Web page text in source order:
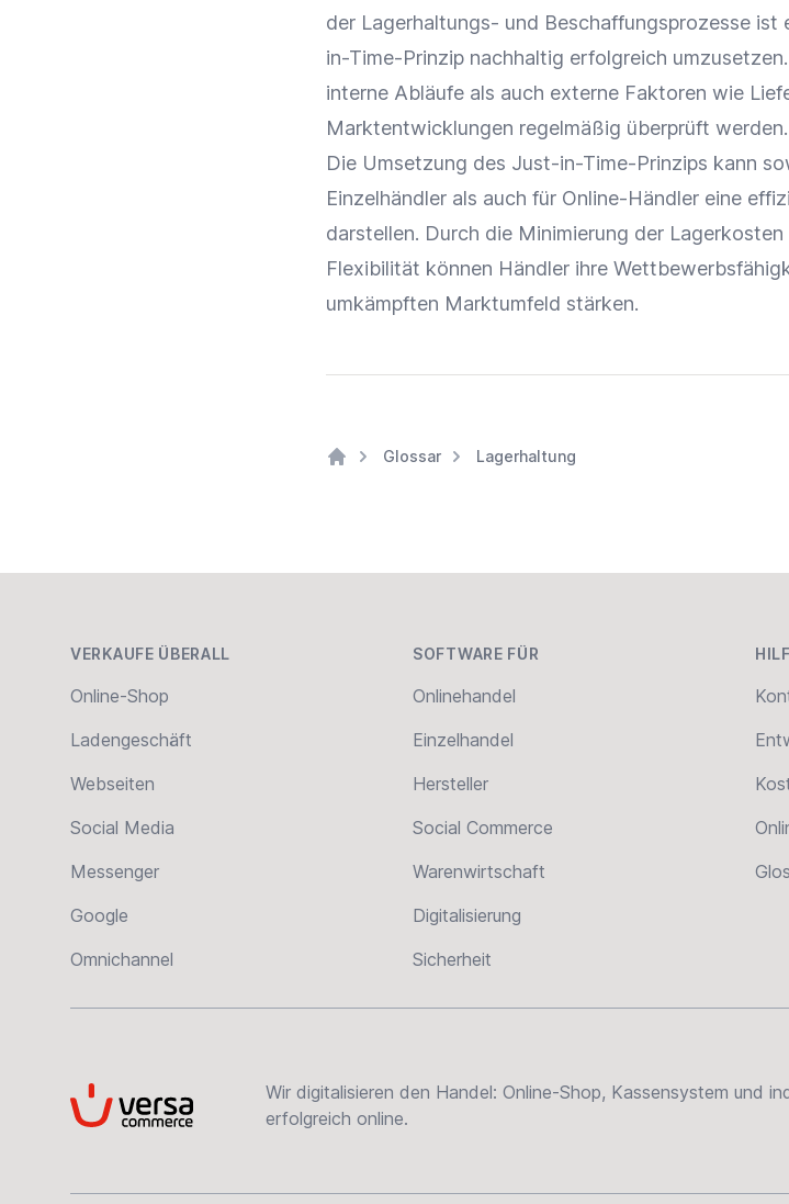
der Lagerhaltungs- und Beschaffungsprozesse ist
in-Time-Prinzip nachhaltig erfolgreich
interne Abläufe als auch externe Faktoren wie
Marktentwicklungen regelmäßig überprüft werden.
Die Umsetzung des Just-in-Time-Prinzips kann
Einzelhändler als auch für Online-Händler eine
darstellen. Durch die Minimierung der Lagerkosten
Flexibilität können Händler ihre
umkämpften Marktumfeld stärken.
Glossar Lagerhaltung
VERKAUFE ÜBERALL
Online-Shop
Ladengeschäft
Webseiten
Social Media
Messenger
Google
Omnichannel
SOFTWARE FÜR
Onlinehandel
Einzelhandel
Hersteller
Social Commerce
Warenwirtschaft
Digitalisierung
Sicherheit
VersaCommerce
Wir digitalisieren den Handel: Online-Shop, Kassensystem und
erfolgreich online.